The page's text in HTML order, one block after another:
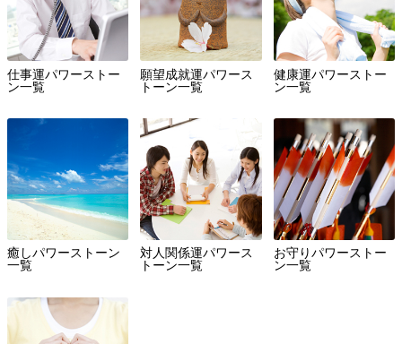
仕事運パワーストー
ン一覧
願望成就運パワース
トーン一覧
健康運パワーストー
ン一覧
癒しパワーストーン
一覧
対人関係運パワース
トーン一覧
お守りパワーストー
ン一覧